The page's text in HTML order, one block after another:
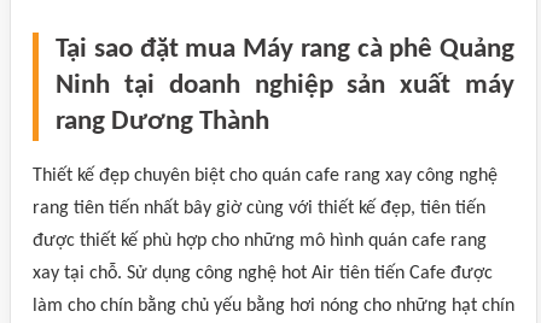
Tại sao đặt mua Máy rang cà phê Quảng
Ninh tại doanh nghiệp sản xuất máy
rang Dương Thành
Thiết kế đẹp chuyên biệt cho quán cafe rang xay công nghệ
rang tiên tiến nhất bây giờ cùng với thiết kế đẹp, tiên tiến
được thiết kế phù hợp cho những mô hình quán cafe rang
xay tại chỗ. Sử dụng công nghệ hot Air tiên tiến Cafe được
làm cho chín bằng chủ yếu bằng hơi nóng cho những hạt chín